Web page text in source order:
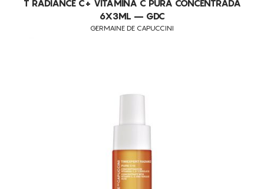
T RADIANCE C+ VITAMINA C PURA CONCENTRADA
6X3ML – GDC
GERMAINE DE CAPUCCINI